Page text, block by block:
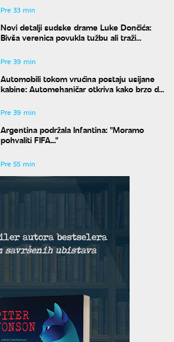
Pre 33 min
Novi detalji sudske drame Luke Dončića:
Bivša verenica povukla tužbu ali traži
Pre 39 min
Automobili tokom vrućina postaju usijane
kabine: Automehaničar otkriva kako brzo da
Pre 39 min
Argentina podržala Infantina: "Moramo
pohvaliti FIFA..."
Pre 55 min